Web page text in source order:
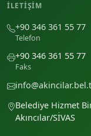
İLETIŞIM
+90 346 361 55 77
Telefon
+90 346 361 55 77
Faks
Belediye Hizmet
Akıncılar/SİVAS